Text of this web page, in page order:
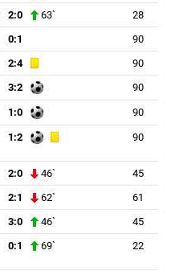
2:0 63`
28
0:1
90
2:4
90
3:2 90
1:0 90
1:2 90
2:0 46`
45
2:1 62`
61
3:0 46`
45
0:1 69` 22